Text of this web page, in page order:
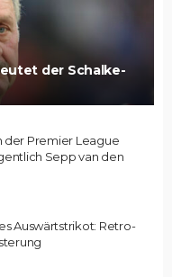
der Schalke-
der Premier League
Sepp van den
Auswärtstrikot: Retro-